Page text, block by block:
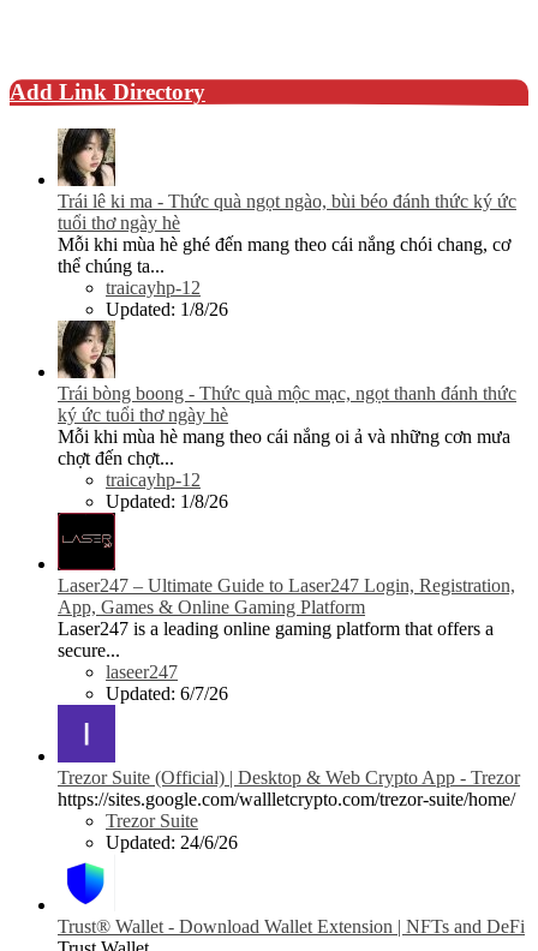
Add Link Directory
Trái lê ki ma - Thức quà ngọt ngào, bùi béo đánh thức ký ức
tuổi thơ ngày hè
Mỗi khi mùa hè ghé đến mang theo cái nắng chói chang, cơ
thể chúng ta...
traicayhp-12
Updated: 1/8/26
Trái bòng boong - Thức quà mộc mạc, ngọt thanh đánh thức
ký ức tuổi thơ ngày hè
Mỗi khi mùa hè mang theo cái nắng oi ả và những cơn mưa
chợt đến chợt...
traicayhp-12
Updated: 1/8/26
Laser247 – Ultimate Guide to Laser247 Login, Registration,
App, Games & Online Gaming Platform
Laser247 is a leading online gaming platform that offers a
secure...
laseer247
Updated: 6/7/26
Trezor Suite (Official) | Desktop & Web Crypto App - Trezor
https://sites.google.com/wallletcrypto.com/trezor-suite/home/
Trezor Suite
Updated: 24/6/26
Trust® Wallet - Download Wallet Extension | NFTs and DeFi